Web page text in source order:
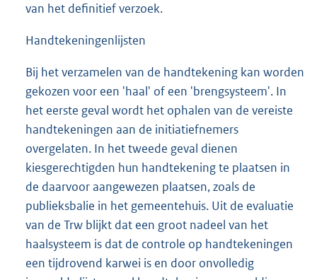
van het definitief verzoek.
Handtekeningenlijsten
Bij het verzamelen van de handtekening kan worden
gekozen voor een 'haal' of een 'brengsysteem'. In
het eerste geval wordt het ophalen van de vereiste
handtekeningen aan de initiatiefnemers
overgelaten. In het tweede geval dienen
kiesgerechtigden hun handtekening te plaatsen in
de daarvoor aangewezen plaatsen, zoals de
publieksbalie in het gemeentehuis. Uit de evaluatie
van de Trw blijkt dat een groot nadeel van het
haalsysteem is dat de controle op handtekeningen
een tijdrovend karwei is en door onvolledig